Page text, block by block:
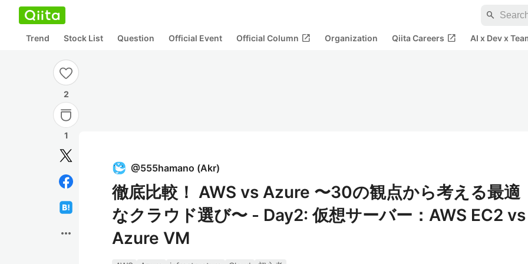
search
Trend Stock List Question Official Event Official Column open_in_new Organization Qiita Careers open_in_new AI x Dev x
2
1
more_horiz
@555hamano (Akr)
徹底比較！ AWS vs Azure 〜30の観点から考える最適
なクラウド選び〜 - Day2: 仮想サーバー：AWS EC2 vs
Azure VM